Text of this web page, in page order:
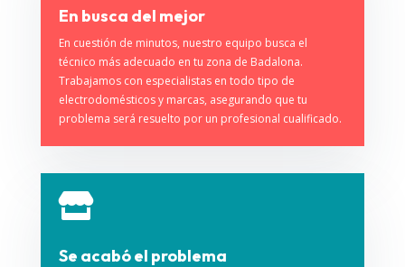
En busca del mejor
En cuestión de minutos, nuestro equipo busca el
técnico más adecuado en tu zona de Badalona.
Trabajamos con especialistas en todo tipo de
electrodomésticos y marcas, asegurando que tu
problema será resuelto por un profesional cualificado.

Se acabó el problema